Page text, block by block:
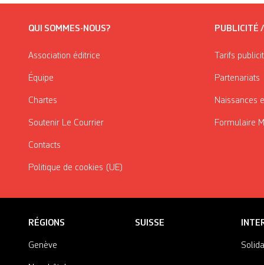
QUI SOMMES-NOUS?
Association éditrice
Équipe
Chartes
Soutenir Le Courrier
Contacts
Politique de cookies (UE)
PUBLICITÉ
Tarifs
Partenariats
Naissances
Formulaire
RÉGIONS
Genève
SUISSE